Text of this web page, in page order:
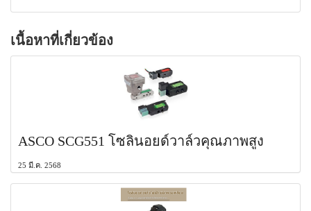
เนื้อหาที่เกี่ยวข้อง
ASCO SCG551 โซลินอยด์วาล์วคุณภาพสูง
25 มี.ค. 2568